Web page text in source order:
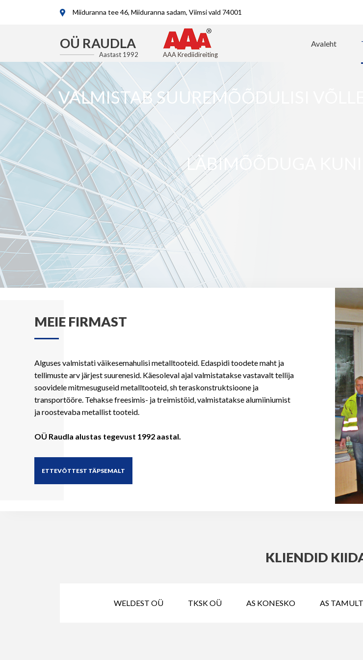
Miiduranna tee 46, Miiduranna sadam, Viimsi vald 74001
OÜ RAUDLA
Aastast 1992 AAA Krediidireiting
Avaleht
VALMISTAB SUUREMÕÕDULISI
LÄBIMÕÕDUGA KUNI
MEIE FIRMAST
Alguses valmistati väikesemahulisi metalltooteid. Edaspidi toodete maht ja
tellimuste arv järjest suurenesid. Käesoleval ajal valmistatakse vastavalt tellija
soovidele mitmesuguseid metalltooteid, sh teraskonstruktsioone ja
transportööre. Tehakse freesimis- ja treimistöid, valmistatakse alumiiniumist
ja roostevaba metallist tooteid.
OÜ Raudla alustas tegevust 1992 aastal.
ETTEVÕTTEST TÄPSEMALT
KLIENDID
WELDEST OÜ TKSK OÜ AS KONESKO AS